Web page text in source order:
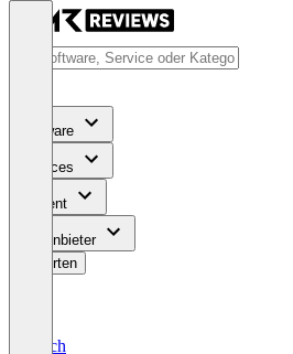
Software
Services
Content
Für Anbieter
Bewerten
Deutsch